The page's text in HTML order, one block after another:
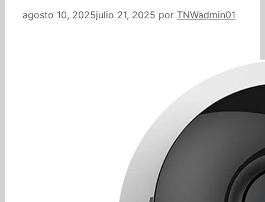
agosto 10, 2025julio 21, 2025 por TNWadmin01